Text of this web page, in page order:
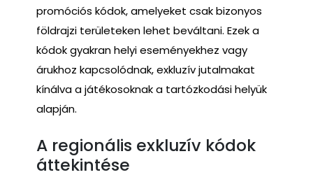
promóciós kódok, amelyeket csak bizonyos
földrajzi területeken lehet beváltani. Ezek a
kódok gyakran helyi eseményekhez vagy
árukhoz kapcsolódnak, exkluzív jutalmakat
kínálva a játékosoknak a tartózkodási helyük
alapján.
A regionális exkluzív kódok
áttekintése